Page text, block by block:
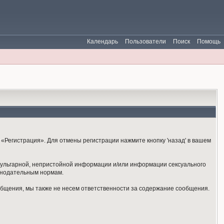
Помощь
Поиск
Пользователи
Календарь
Для отмены регистрации нажмите кнопку 'назад' в вашем
непристойной информации и/или информации сексуального
нормам.
мы также не несем ответственности за содержание сообщения.